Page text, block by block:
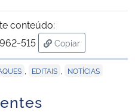
Humanos
conteúdo:
515
Copiar
para área de
EDITAIS NOTÍCIAS